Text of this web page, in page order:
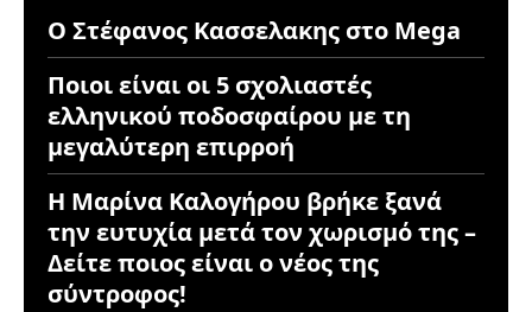
Ο Στέφανος Κασσελακης στο Mega
Ποιοι είναι οι 5 σχολιαστές
ελληνικού ποδοσφαίρου με τη
μεγαλύτερη επιρροή
Η Μαρίνα Καλογήρου βρήκε ξανά
την ευτυχία μετά τον χωρισμό της –
Δείτε ποιος είναι ο νέος της
σύντροφος!